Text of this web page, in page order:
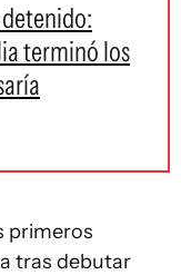
terminó los
primeros
tras debutar